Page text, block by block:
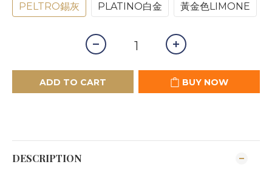
PELTRO錫灰 PLATINO白金 黃金色LIMONE
ADD TO CART BUY NOW
DESCRIPTION